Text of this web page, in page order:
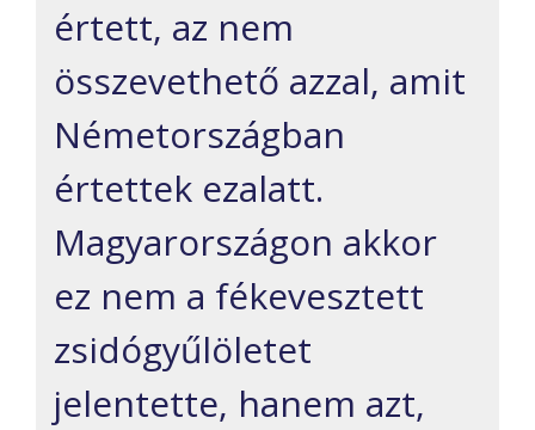
értett, az nem
összevethető azzal, amit
Németországban
értettek ezalatt.
Magyarországon akkor
ez nem a fékevesztett
zsidógyűlöletet
jelentette, hanem azt,